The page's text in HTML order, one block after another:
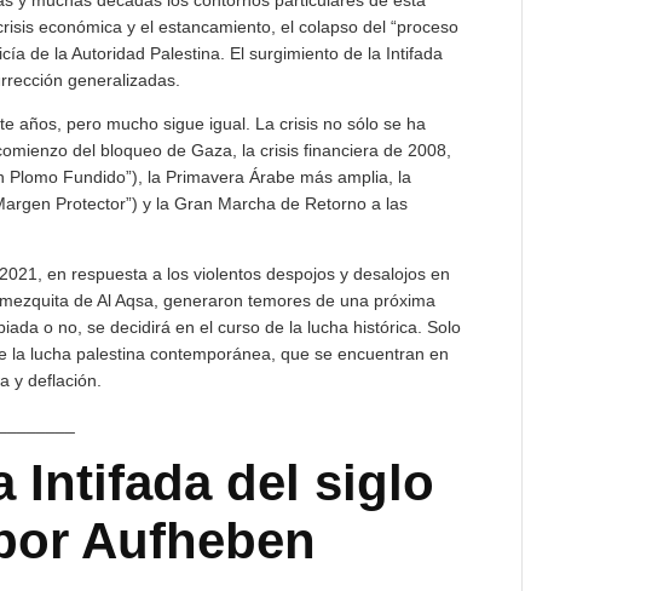
económica y el estancamiento, el colapso del “proceso
de la Autoridad Palestina. El surgimiento de la Intifada
generalizadas.
años, pero mucho sigue igual. La crisis no sólo se ha
del bloqueo de Gaza, la crisis financiera de 2008,
Fundido”), la Primavera Árabe más amplia, la
Protector”) y la Gran Marcha de Retorno a las
en respuesta a los violentos despojos y desalojos en
de Al Aqsa, generaron temores de una próxima
o no, se decidirá en el curso de la lucha histórica. Solo
la lucha palestina contemporánea, que se encuentran en
y deflación.
Intifada del siglo
Aufheben